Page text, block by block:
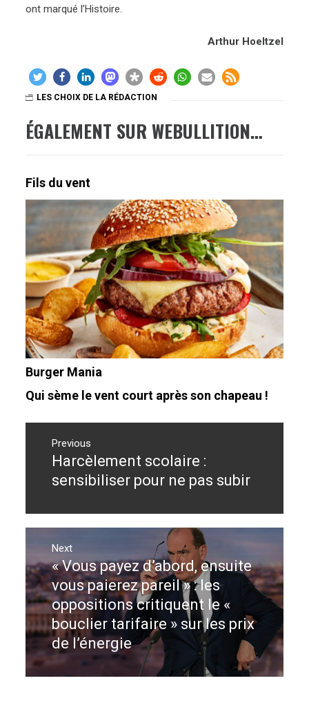
ont marqué l’Histoire.
Arthur Hoeltzel
LES CHOIX DE LA RÉDACTION
ÉGALEMENT SUR WEBULLITION…
Fils du vent
Burger Mania
Qui sème le vent court après son chapeau !
Navigation
l’article
Previous
Previous
post:
Harcèlement scolaire :
sensibiliser pour ne pas subir
Next
Next
post:
« Vous payez d’abord, ensuite
vous paierez pareil » : les
oppositions critiquent le «
bouclier tarifaire » sur les prix
de l’énergie